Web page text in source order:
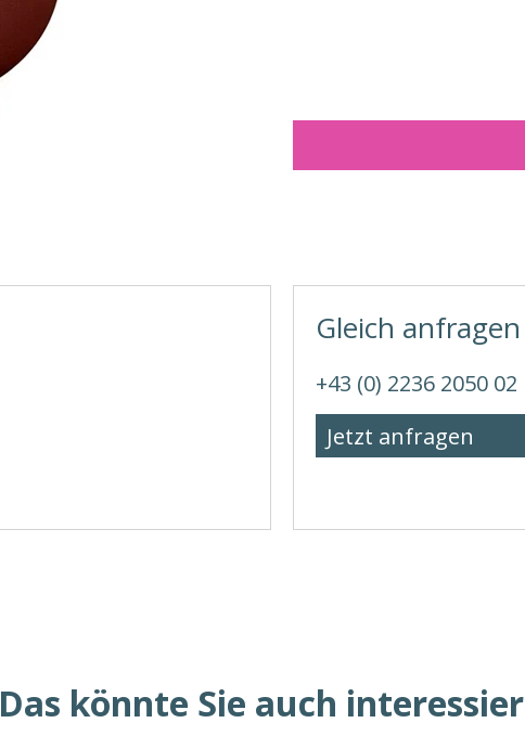
Gleich anfragen
+43 (0) 2236 2050 02
Jetzt anfragen
Das könnte Sie auch